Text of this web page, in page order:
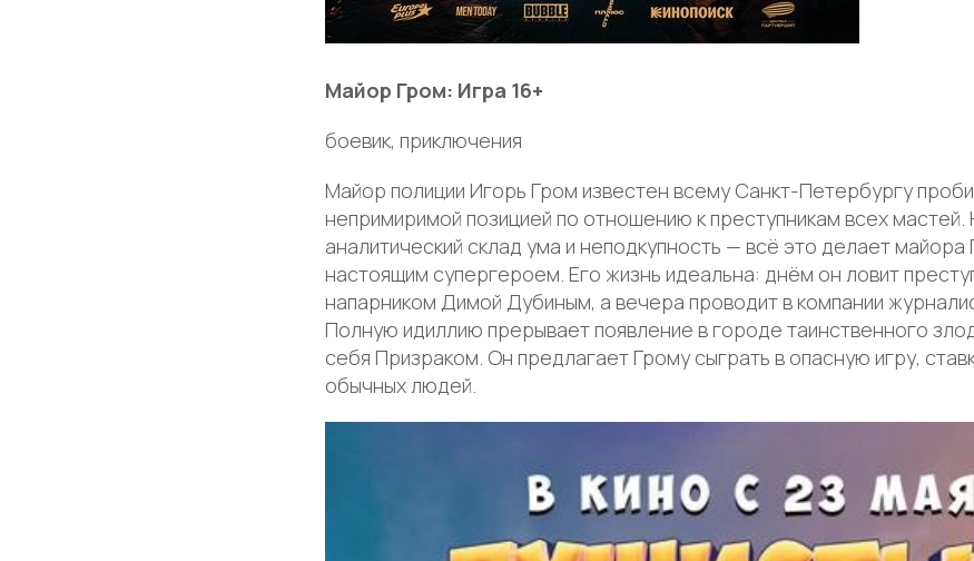
Майор Гром: Игра 16+
боевик, приключения
Майор полиции Игорь Гром известен всему Санкт-Петербургу
непримиримой позицией по отношению к преступникам всех
аналитический склад ума и неподкупность — всё это делает
настоящим супергероем. Его жизнь идеальна: днём он ловит
напарником Димой Дубиным, а вечера проводит в компании
Полную идиллию прерывает появление в городе таинственного
себя Призраком. Он предлагает Грому сыграть в опасную игру,
обычных людей.